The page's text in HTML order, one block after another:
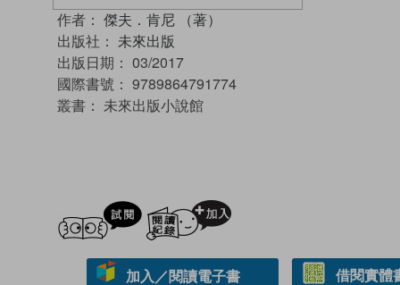
作者： 傑夫．肯尼 （著）
出版社： 未來出版
出版日期： 03/2017
國際書號： 9789864791774
叢書： 未來出版小說館
試閲
加入／閱讀電子書 借閱實體